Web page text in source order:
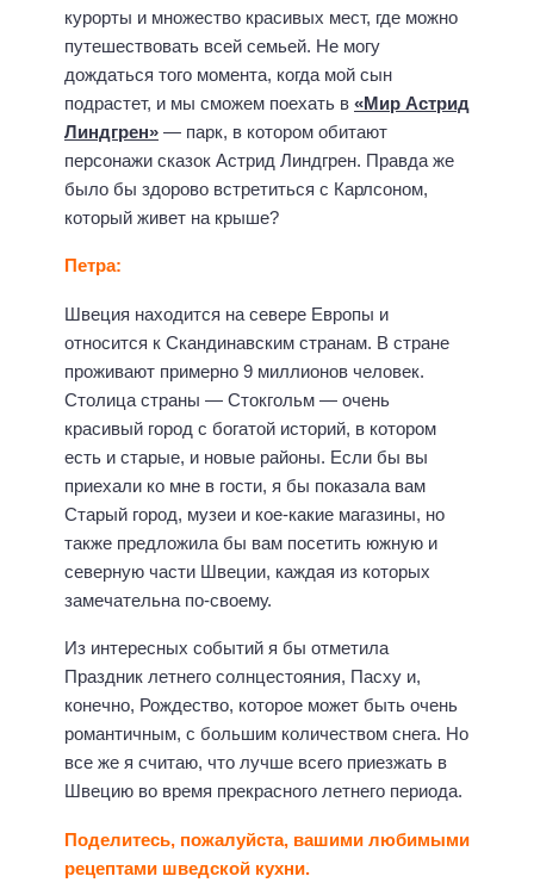
курорты и множество красивых мест, где можно
путешествовать всей семьей. Не могу
дождаться того момента, когда мой сын
подрастет, и мы сможем поехать в «Мир Астрид
Линдгрен» — парк, в котором обитают
персонажи сказок Астрид Линдгрен. Правда же
было бы здорово встретиться с Карлсоном,
который живет на крыше?
Петра:
Швеция находится на севере Европы и
относится к Скандинавским странам. В стране
проживают примерно 9 миллионов человек.
Столица страны — Стокгольм — очень
красивый город с богатой историй, в котором
есть и старые, и новые районы. Если бы вы
приехали ко мне в гости, я бы показала вам
Старый город, музеи и кое-какие магазины, но
также предложила бы вам посетить южную и
северную части Швеции, каждая из которых
замечательна по-своему.
Из интересных событий я бы отметила
Праздник летнего солнцестояния, Пасху и,
конечно, Рождество, которое может быть очень
романтичным, с большим количеством снега. Но
все же я считаю, что лучше всего приезжать в
Швецию во время прекрасного летнего периода.
Поделитесь, пожалуйста, вашими любимыми
рецептами шведской кухни.